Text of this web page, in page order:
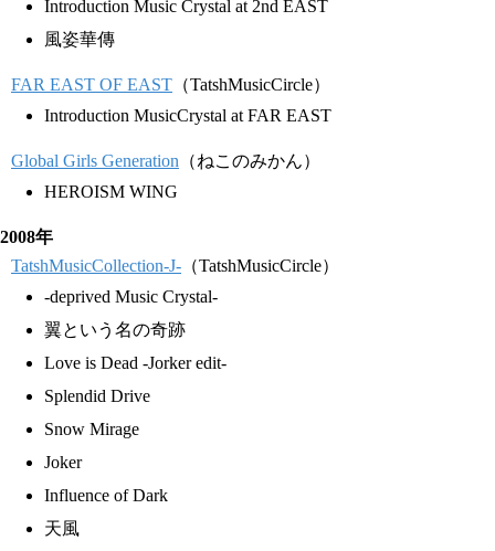
Introduction Music Crystal at 2nd EAST
風姿華傳
FAR EAST OF EAST （TatshMusicCircle）
Introduction MusicCrystal at FAR EAST
Global Girls Generation （ねこのみかん）
HEROISM WING
2008年
TatshMusicCollection-J- （TatshMusicCircle）
-deprived Music Crystal-
翼という名の奇跡
Love is Dead -Jorker edit-
Splendid Drive
Snow Mirage
Joker
Influence of Dark
天風